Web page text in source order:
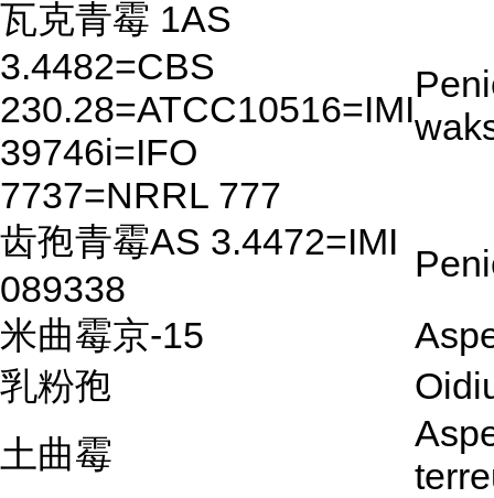
瓦克青霉 1AS
3.4482=CBS
230.28=ATCC10516=IMI
39746i=IFO
7737=NRRL 777
齿孢青霉AS 3.4472=IMI
089338
米曲霉京-15
乳粉孢
土曲霉